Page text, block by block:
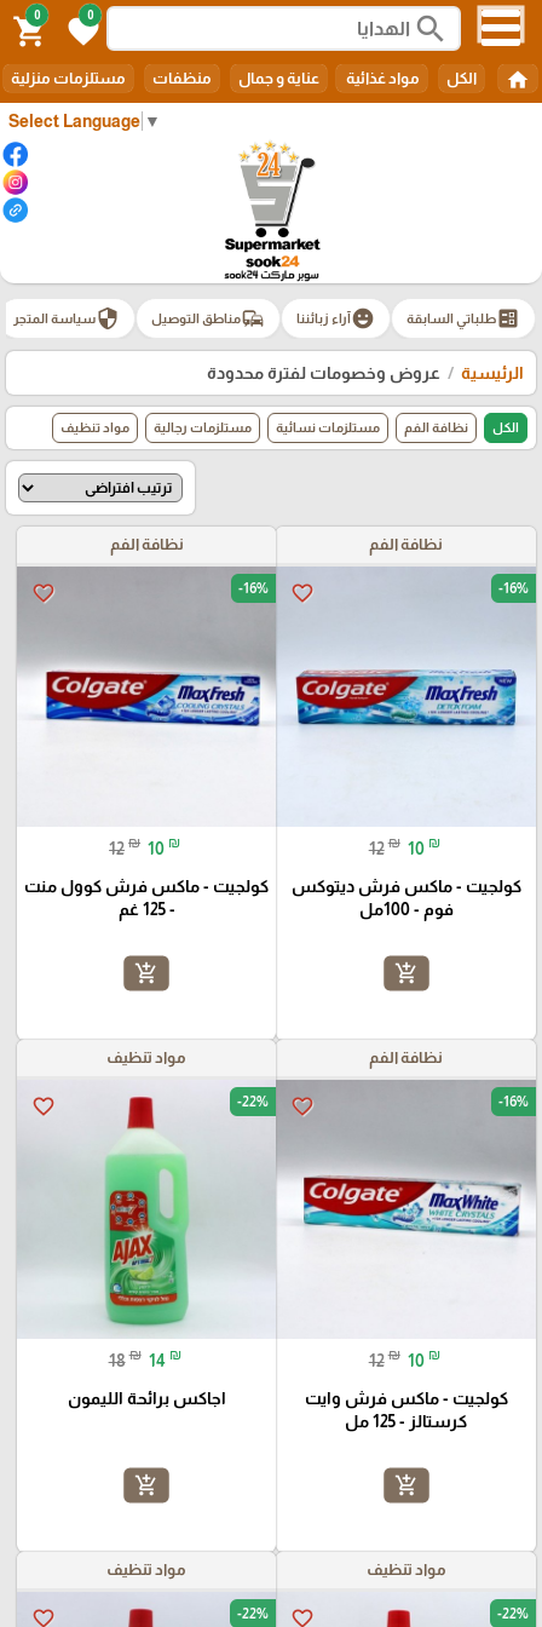
Select Language ▼
search
0
favorite
0
shopping_cart
home الكل مواد غذائية عناية و جمال منظفات مستلزمات منزلية
ballotطلباتي السابقة emoji_emotionsآراء زبائننا commuteمناطق التوصيل securityسياسة المتجر
الرئيسية عروض وخصومات لفترة محدودة
الكل نظافة الفم مستلزمات نسائية مستلزمات رجالية مواد تنظيف
نظافة الفم
favorite_border -16%
12 ₪ 10 ₪
كولجيت - ماكس فرش ديتوكس
فوم - 100مل
add_shopping_cart
نظافة الفم
favorite_border -16%
12 ₪ 10 ₪
كولجيت - ماكس فرش كوول منت
- 125 غم
add_shopping_cart
نظافة الفم
favorite_border -16%
12 ₪ 10 ₪
كولجيت - ماكس فرش وايت
كرستالز - 125 مل
add_shopping_cart
مواد تنظيف
favorite_border -22%
18 ₪ 14 ₪
اجاكس برائحة الليمون
add_shopping_cart
مواد تنظيف
favorite_border -22%
مواد تنظيف
favorite_border -22%